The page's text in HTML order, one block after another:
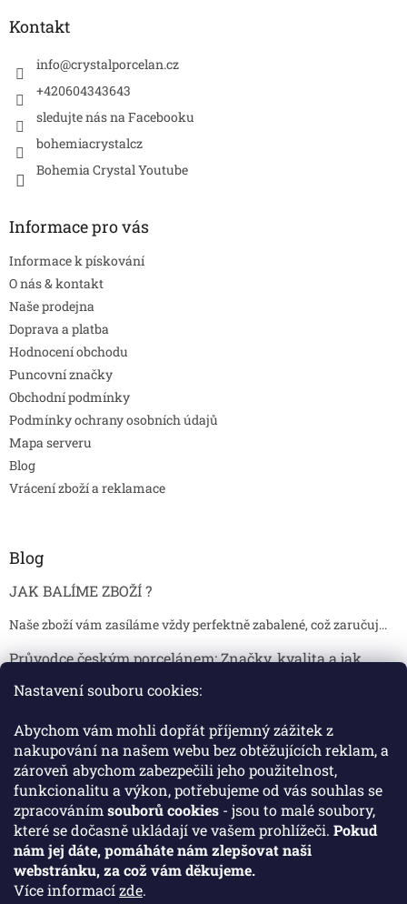
Nastavení souboru cookies:
Abychom vám mohli dopřát příjemný zážitek z
nakupování na našem webu bez obtěžujících reklam, a
zároveň abychom zabezpečili jeho použitelnost,
funkcionalitu a výkon, potřebujeme od vás souhlas se
zpracováním souborů cookies - jsou to malé soubory,
které se dočasně ukládají ve vašem prohlížeči. Pokud
nám jej dáte, pomáháte nám zlepšovat naši
webstránku, za což vám děkujeme.
Více informacízde.
Kontakt
info@crystalporcelan.cz
+420604343643
sledujte nás na Facebooku
bohemiacrystalcz
Bohemia Crystal Youtube
Informace pro vás
Informace k pískování
O nás & kontakt
Naše prodejna
Doprava a platba
Hodnocení obchodu
Puncovní značky
Obchodní podmínky
Podmínky ochrany osobních údajů
Mapa serveru
Blog
Vrácení zboží a reklamace
Blog
JAK BALÍME ZBOŽÍ ?
Naše zboží vám zasíláme vždy perfektně zabalené, což zaručuj...
Průvodce českým porcelánem: Značky, kvalita a jak
Jak skladovat broušené sklenice, aby se nepoškodily?
Broušené sklenice jsou symbolem elegance, tradice a luxusu. ...
Facebook